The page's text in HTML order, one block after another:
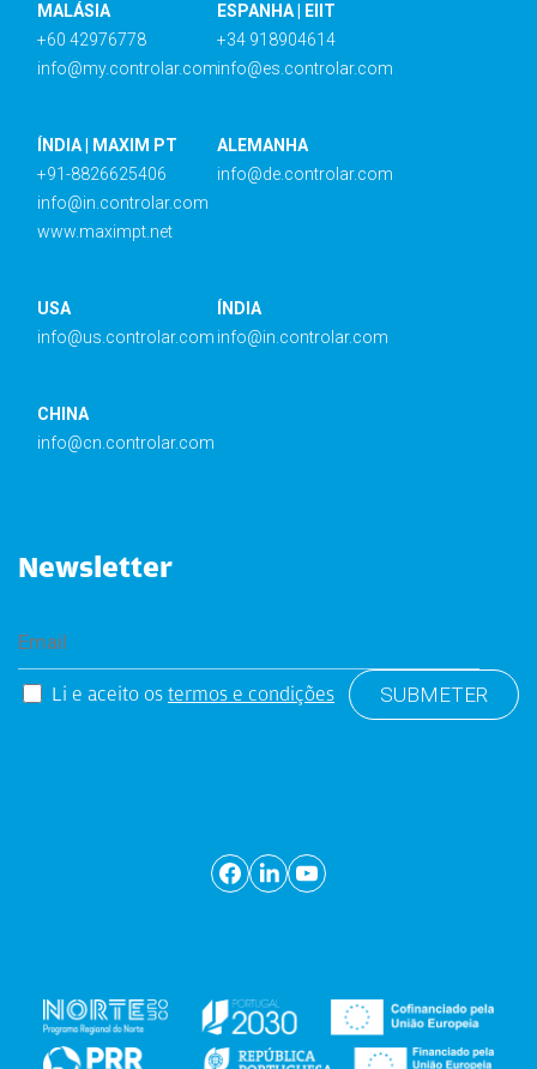
MALÁSIA
+60 42976778
info@my.controlar.com
ESPANHA | EIIT
+34 918904614
info@es.controlar.com
ÍNDIA | MAXIM PT
+91-8826625406
info@in.controlar.com
www.maximpt.net
ALEMANHA
info@de.controlar.com
USA
info@us.controlar.com
ÍNDIA
info@in.controlar.com
CHINA
info@cn.controlar.com
Newsletter
Li e aceito os termos e condições